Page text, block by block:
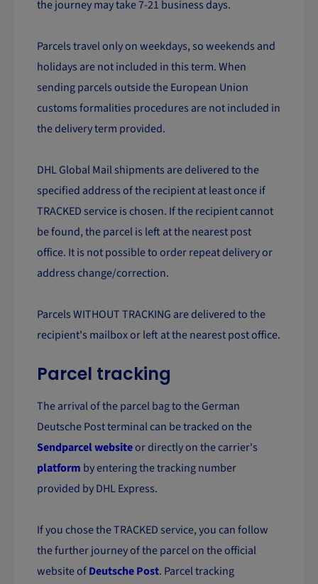
the journey may take 7-21 business days.
Parcels travel only on weekdays, so weekends and
holidays are not included in this term. When
sending parcels outside the European Union
customs formalities procedures are not included in
the delivery term provided.
DHL Global Mail shipments are delivered to the
specified address of the recipient at least once if
TRACKED service is chosen. If the recipient cannot
be found, the parcel is left at the nearest post
office. It is not possible to order repeat delivery or
address change/correction.
Parcels WITHOUT TRACKING are delivered to the
recipient's mailbox or left at the nearest post office.
Parcel tracking
The arrival of the parcel bag to the German
Deutsche Post terminal can be tracked on the
Sendparcel websiteor directly on the carrier's
platform by entering the tracking number
provided by DHL Express.
If you chose the TRACKED service, you can follow
the further journey of the parcel on the official
website ofDeutsche Post. Parcel tracking